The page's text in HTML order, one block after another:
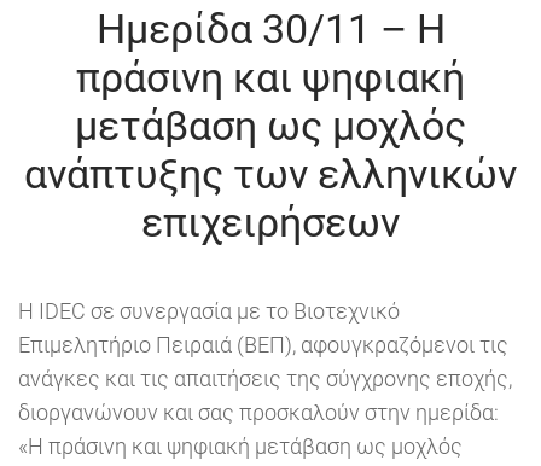
Ημερίδα 30/11 – Η
πράσινη και ψηφιακή
μετάβαση ως μοχλός
ανάπτυξης των ελληνικών
επιχειρήσεων
Η IDEC σε συνεργασία με το Βιοτεχνικό
Επιμελητήριο Πειραιά (ΒΕΠ), αφουγκραζόμενοι τις
ανάγκες και τις απαιτήσεις της σύγχρονης εποχής,
διοργανώνουν και σας προσκαλούν στην ημερίδα:
«Η πράσινη και ψηφιακή μετάβαση ως μοχλός